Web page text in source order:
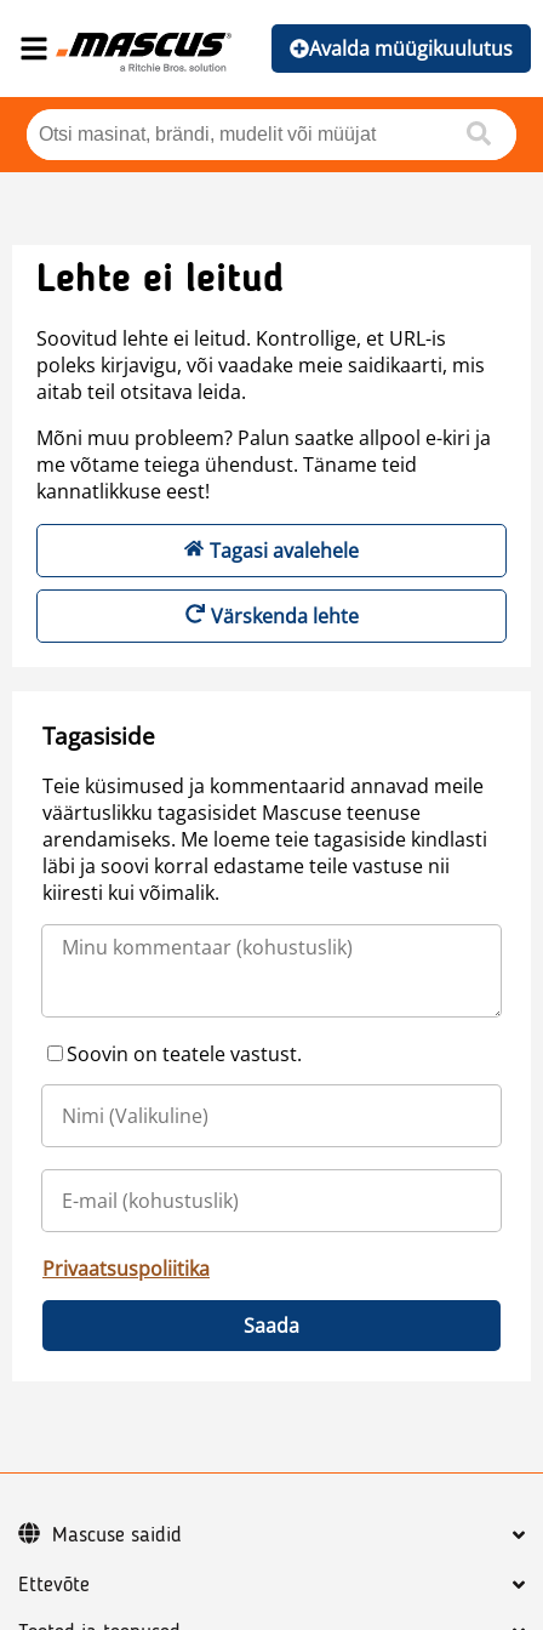
Avalda müügikuulutus
Lehte ei leitud
Soovitud lehte ei leitud. Kontrollige, et URL-is
poleks kirjavigu, või vaadake meie saidikaarti, mis
aitab teil otsitava leida.
Mõni muu probleem? Palun saatke allpool e-kiri ja
me võtame teiega ühendust. Täname teid
kannatlikkuse eest!
Tagasi avalehele
Värskenda lehte
Tagasiside
Teie küsimused ja kommentaarid annavad meile
väärtuslikku tagasisidet Mascuse teenuse
arendamiseks. Me loeme teie tagasiside kindlasti
läbi ja soovi korral edastame teile vastuse nii
kiiresti kui võimalik.
Soovin on teatele vastust.
Privaatsuspoliitika
Saada
Ettevõte
Mascuse saidid